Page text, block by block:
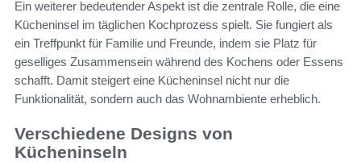
Ein weiterer bedeutender Aspekt ist die zentrale Rolle, die eine
Kücheninsel im täglichen Kochprozess spielt. Sie fungiert als
ein Treffpunkt für Familie und Freunde, indem sie Platz für
geselliges Zusammensein während des Kochens oder Essens
schafft. Damit steigert eine Kücheninsel nicht nur die
Funktionalität, sondern auch das Wohnambiente erheblich.
Verschiedene Designs von
Kücheninseln